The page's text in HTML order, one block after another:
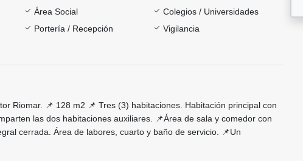
Área Social
Colegios / Universidades
Portería / Recepción
Vigilancia
Riomar. 📌 128 m2 📌 Tres (3) habitaciones. Habitación principal con
las dos habitaciones auxiliares. 📌Área de sala y comedor con
cerrada. Área de labores, cuarto y baño de servicio. 📌Un